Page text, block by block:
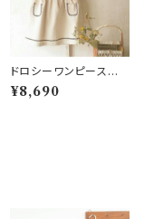
ドロシーワンピースベ
ーシック
¥8,690